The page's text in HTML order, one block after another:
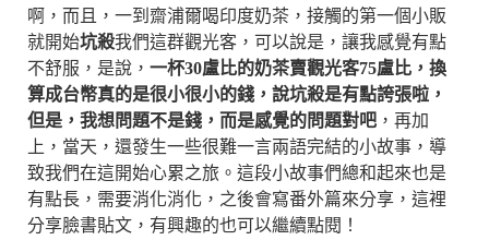
啊，而且，一到齋浦爾喝印度奶茶，接觸的第一個小販
就開始坑殺我們這群觀光客，可以說是，讓我感覺有點
不舒服，是說， 一杯30盧比的奶茶賣觀光客75盧比，換
算成台幣真的是很小很小的錢，說坑殺是有點誇張啦，
但是，我想問題不是錢，而是感覺的問題對吧 ，再加
上，當天，還發生一些很難一言兩語完結的小故事，導
致我們在這開始心累之旅。這段小故事們總和起來也是
有點長，需要消化消化，之後會寫番外篇來分享，這裡
分享臉書貼文，有興趣的也可以繼續點閱！